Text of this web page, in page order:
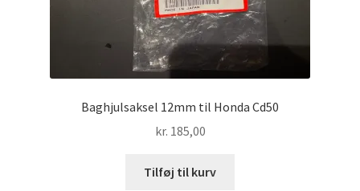
Baghjulsaksel 12mm til Honda Cd50
kr. 185,00
Tilføj til kurv